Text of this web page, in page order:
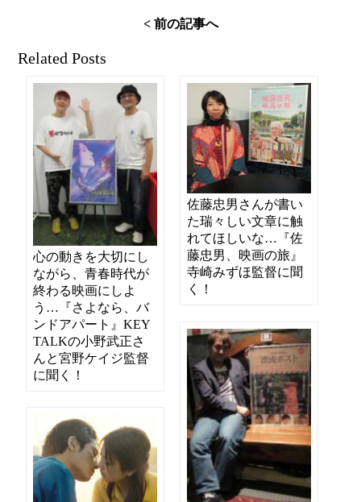
< 前の記事へ
Related Posts
心の動きを大切にし
ながら、青春時代が
終わる映画にしよ
う…『さよなら、バ
ンドアパート』KEY
TALKの小野武正さ
んと宮野ケイジ監督
に聞く！
佐藤忠男さんが書い
た瑞々しい文章に触
れてほしいな…『佐
藤忠男、映画の旅』
寺崎みずほ監督に聞
く！